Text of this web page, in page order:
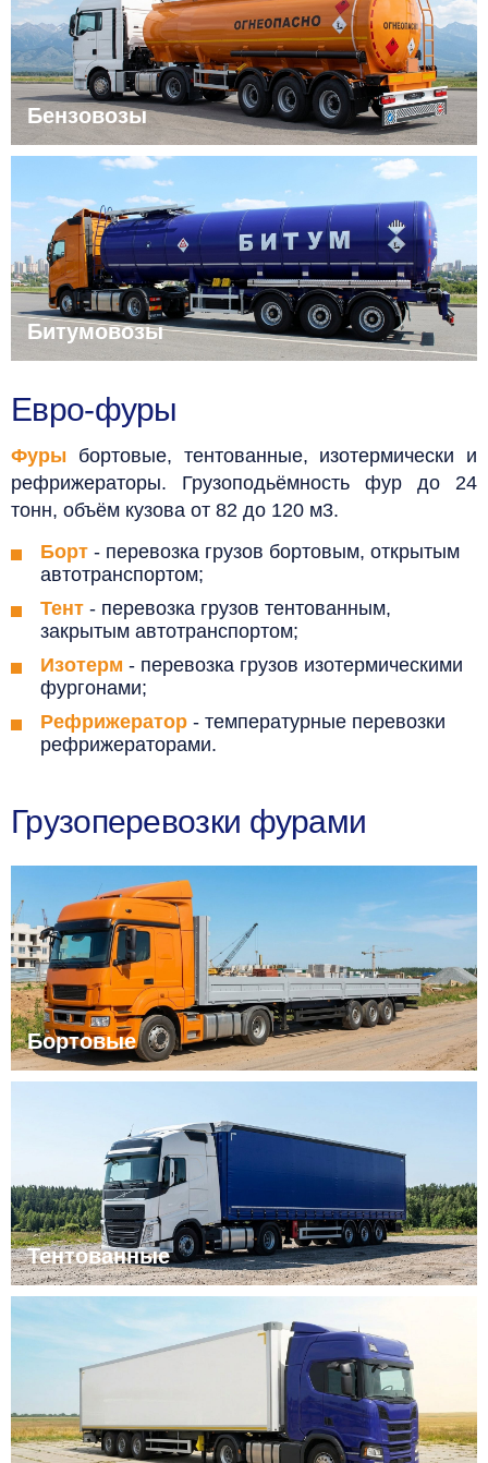
Бензовозы
Битумовозы
Евро-фуры
Фуры бортовые, тентованные, изотермически и
рефрижераторы. Грузоподьёмность фур до 24
тонн, объём кузова от 82 до 120 м3.
Борт - перевозка грузов бортовым, открытым
автотранспортом;
Тент - перевозка грузов тентованным,
закрытым автотранспортом;
Изотерм - перевозка грузов изотермическими
фургонами;
Рефрижератор - температурные перевозки
рефрижераторами.
Грузоперевозки фурами
Бортовые
Тентованные